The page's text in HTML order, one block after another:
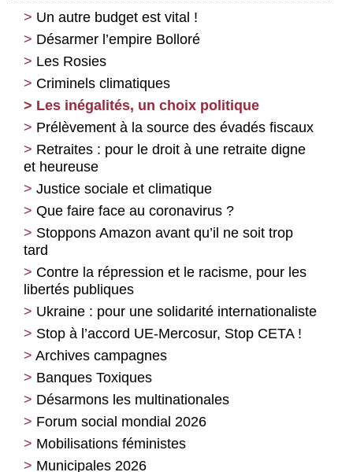
Un autre budget est vital !
Désarmer l’empire Bolloré
Les Rosies
Criminels climatiques
Les inégalités, un choix politique
Prélèvement à la source des évadés fiscaux
Retraites : pour le droit à une retraite digne
et heureuse
Justice sociale et climatique
Que faire face au coronavirus ?
Stoppons Amazon avant qu’il ne soit trop
tard
Contre la répression et le racisme, pour les
libertés publiques
Ukraine : pour une solidarité internationaliste
Stop à l’accord UE-Mercosur, Stop CETA !
Archives campagnes
Banques Toxiques
Désarmons les multinationales
Forum social mondial 2026
Mobilisations féministes
Municipales 2026